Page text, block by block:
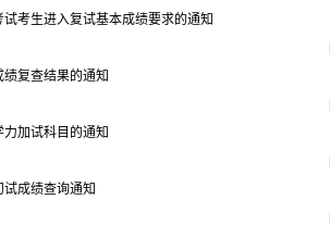
考生进入复试基本成绩要求的通知
复查结果的通知
加试科目的通知
成绩查询通知